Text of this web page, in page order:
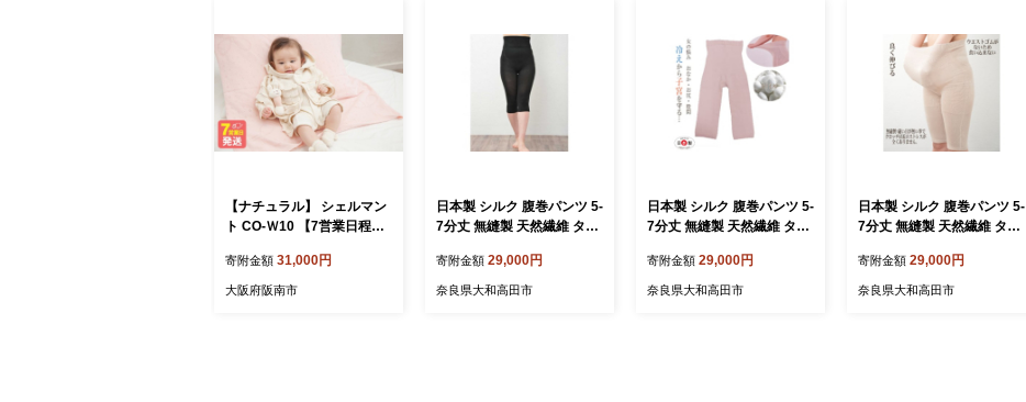
【ナチュラル】 シェルマン
ト CO-Ｗ10 【7営業日程度
赤ちゃん ケープ 羽織り マ
ント オーガニックコットン
寄附金額 31,000円
大阪府阪南市
日本製 シルク 腹巻パンツ 5-
7分丈 無縫製 天然繊維 タグ
【1256226】
寄附金額 29,000円
奈良県大和高田市
日本製 シルク 腹巻パンツ 5-
7分丈 無縫製 天然繊維 タグ
【1256244】
寄附金額 29,000円
奈良県大和高田市
日本製 シルク 腹巻パンツ 5-
7分丈 無縫製 天然繊維 タグ
2【1256247】
寄附金額 29,000円
奈良県大和高田市